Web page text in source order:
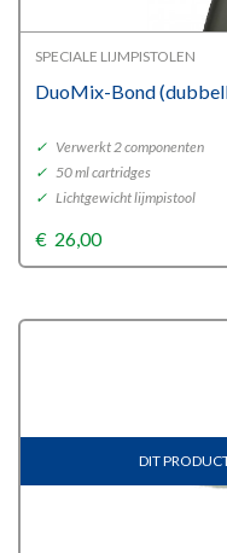
SPECIALE LIJMPISTOLEN
DuoMix-Bond
✓ Verwerkt 2 componenten
✓ 50 ml cartridges
✓ Lichtgewicht lijmpistool
€ 26,00
DIT